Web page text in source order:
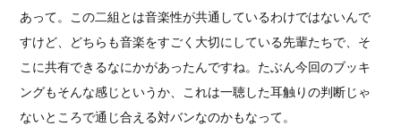
あって。この二組とは音楽性が共通しているわけではないんで
すけど、どちらも音楽をすごく大切にしている先輩たちで、そ
こに共有できるなにかがあったんですね。たぶん今回のブッキ
ングもそんな感じというか、これは一聴した耳触りの判断じゃ
ないところで通じ合える対バンなのかもなって。